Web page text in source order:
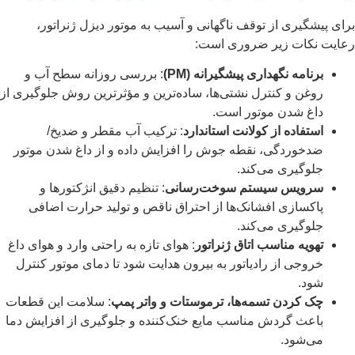
برای پیشگیری از توقف ناگهانی و آسیب به موتور دیزل ژنراتور،
رعایت نکات زیر ضروری است:
برنامه نگهداری پیشگیرانه (PM)
: بررسی روزانه سطح آب و
روغن و کنترل نشتی‌ها، ساده‌ترین و مؤثرترین روش جلوگیری از
داغ شدن موتور است.
استفاده از کولانت استاندارد: ترکیب آب مقطر و ضدیخ/
ضدخوردگی، نقطه جوش را افزایش داده و از داغ شدن موتور
جلوگیری می‌کند.
سرویس سیستم سوخت‌رسانی: تنظیم دقیق انژکتورها و
پاکسازی افشانک‌ها از احتراق ناقص و تولید حرارت اضافی
جلوگیری می‌کند.
تهویه مناسب اتاق ژنراتور : هوای تازه به راحتی وارد و هوای داغ
خروجی از رادیاتور به بیرون هدایت شود تا دمای موتور کنترل
شود.
چک کردن تسمه‌ها، ترموستات و واتر پمپ: سلامت این قطعات
باعث گردش مناسب مایع خنک‌کننده و جلوگیری از افزایش دما
می‌شود.